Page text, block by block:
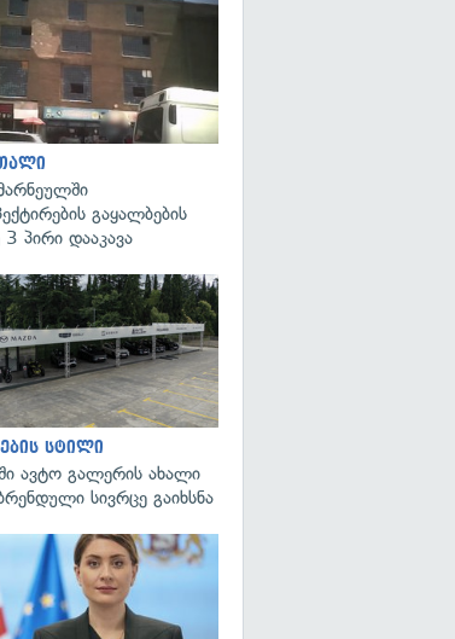
გაყალბების
3 პირი დააკავა
სტილი
ავტო გალერის ახალი
სივრცე გაიხსნა